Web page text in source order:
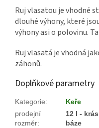
Ruj vlasatou je vhodné
dlouhé výhony, které
výhony asi o polovinu.
Ruj vlasatá je vhodná
záhonů.
Doplňkové parametry
Kategorie:
Keře
prodejní
rozměr:
12 l -
báze